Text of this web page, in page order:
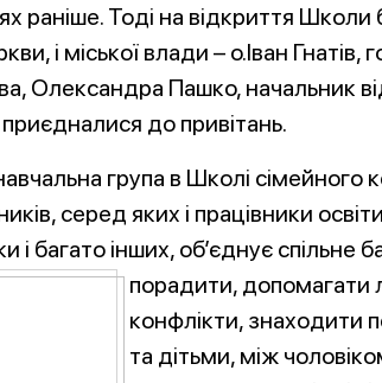
раніше. Тоді на відкриття Школи
і міської влади – о.Іван Гнатів,
Олександра Пашко, начальник
до привітань.
група в Школі сімейного
серед яких і працівники
і багато інших, об’єднує
порадити, допомагати
конфлікти, знаходити
та дітьми, між